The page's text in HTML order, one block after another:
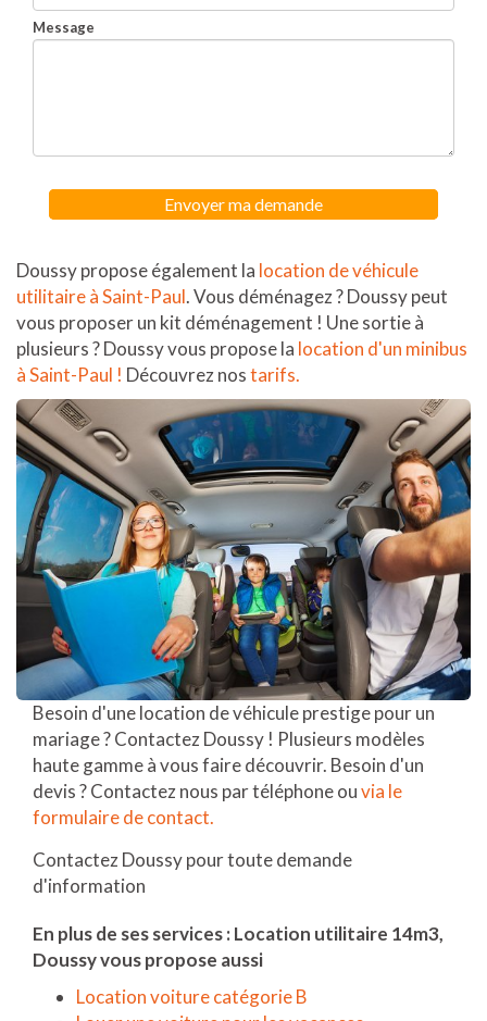
Message
Envoyer ma demande
Doussy propose également la location de véhicule
utilitaire à Saint-Paul. Vous déménagez ? Doussy peut
vous proposer un kit déménagement ! Une sortie à
plusieurs ? Doussy vous propose la location d'un minibus
à Saint-Paul ! Découvrez nostarifs.
Besoin d'une location de véhicule prestige pour un
mariage ? Contactez Doussy ! Plusieurs modèles
haute gamme à vous faire découvrir. Besoin d'un
devis ? Contactez nous par téléphone ouvia le
formulaire de contact.
Contactez Doussy pour toute demande
d'information
En plus de ses services : Location utilitaire 14m3,
Doussy vous propose aussi
Location voiture catégorie B